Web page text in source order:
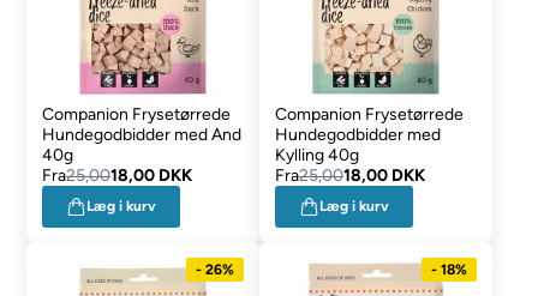
Companion Frysetørrede
Hundegodbidder med And
40g
Fra25,0018,00 DKK
Læg i kurv
Companion Frysetørrede
Hundegodbidder med
Kylling 40g
Fra25,0018,00 DKK
Læg i kurv
- 26% - 18%